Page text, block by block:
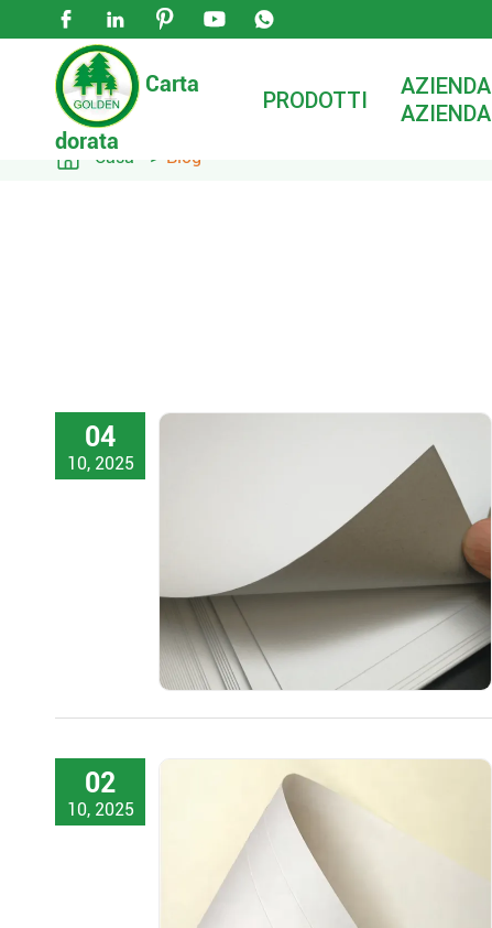
    
Carta
dorata
PRODOTTI
AZIENDA
AZIENDA
 Casa Blog
04
10, 2025
02
10, 2025